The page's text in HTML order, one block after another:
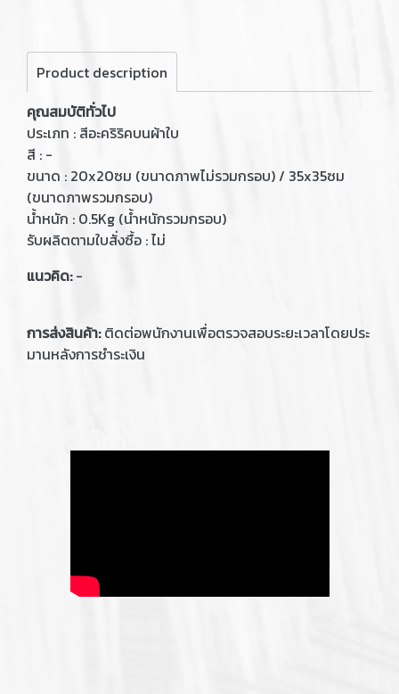
Product description
คุณสมบัติทั่วไป
ประเภท : สีอะคริริคบนผ้าใบ
สี : -
ขนาด : 20x20ซม (ขนาดภาพไม่รวมกรอบ) / 35x35ซม
(ขนาดภาพรวมกรอบ)
น้ำหนัก : 0.5Kg (น้ำหนักรวมกรอบ)
รับผลิตตามใบสั่งซื้อ : ไม่
แนวคิด:-
การส่งสินค้า:ติดต่อพนักงานเพื่อตรวจสอบระยะเวลาโดยประ
มานหลังการชำระเงิน